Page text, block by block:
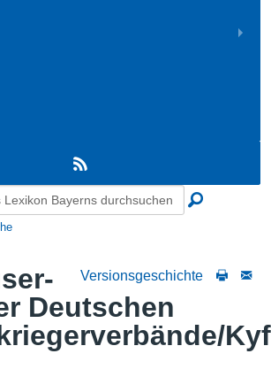
Versionsgeschichte
Deutschen